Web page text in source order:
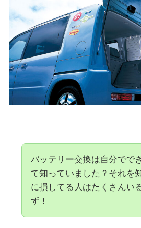
バッテリー交換は自分でで
て知っていました？それを
に損してる人はたくさんい
ず！